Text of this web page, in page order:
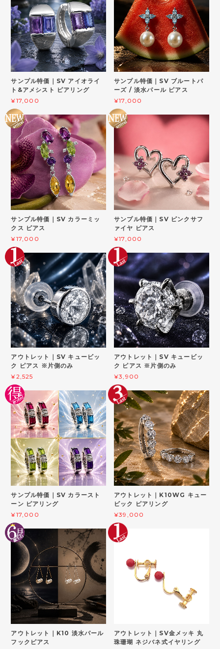
サンプル特価｜SV アイオライ
ト&アメシスト ピアリング
¥17,000
サンプル特価｜SV ブルートパ
ーズ / 淡水パール ピアス
¥17,000
サンプル特価｜SV カラーミッ
クス ピアス
¥17,000
サンプル特価｜SV ピンクサフ
ァイヤ ピアス
¥17,000
アウトレット｜SV キュービッ
ク ピアス ※片側のみ
¥2,525
アウトレット｜SV キュービッ
ク ピアス ※片側のみ
¥3,900
サンプル特価｜SV カラースト
ーン ピアリング
¥17,000
アウトレット｜K10WG キュー
ビック ピアリング
¥39,000
アウトレット｜K10 淡水パール
フックピアス
アウトレット｜SV金メッキ 丸
珠珊瑚 ネジバネ式イヤリング